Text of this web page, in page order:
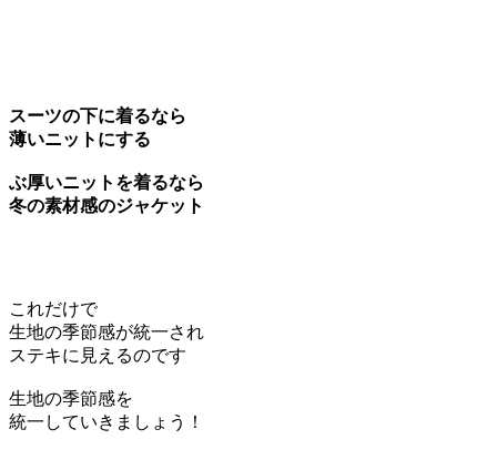
スーツの下に着るなら
薄いニットにする
ぶ厚いニットを着るなら
冬の素材感のジャケット
これだけで
生地の季節感が統一され
ステキに見えるのです
生地の季節感を
統一していきましょう！